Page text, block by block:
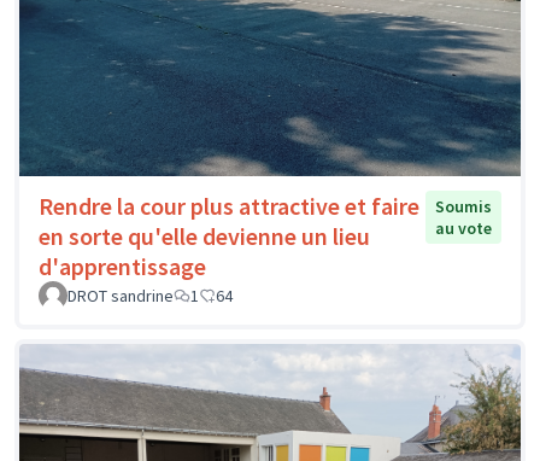
Rendre la cour plus attractive et faire
en sorte qu'elle devienne un lieu
d'apprentissage
Soumis
au vote
DROT sandrine 1 64